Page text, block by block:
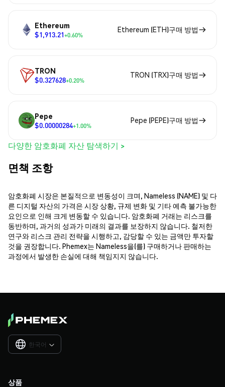
Ethereum
$1,913.21+0.60%
Ethereum (ETH)구매 방법
TRON
$0.327628+0.20%
TRON (TRX)구매 방법
Pepe
$0.00000284+1.00%
Pepe (PEPE)구매 방법
다양한 암호화폐 자산 탐색하기 >
면책 조항
암호화폐 시장은 본질적으로 변동성이 크며, Nameless (NAME) 및 다
른 디지털 자산의 가격은 시장 상황, 규제 변화 및 기타 예측 불가능한
요인으로 인해 크게 변동할 수 있습니다. 암호화폐 거래는 리스크를
동반하며, 과거의 성과가 미래의 결과를 보장하지 않습니다. 철저한
연구와 리스크 관리 전략을 시행하고, 감당할 수 있는 금액만 투자할
것을 권장합니다. Phemex는 Nameless을(를) 구매하거나 판매하는
과정에서 발생한 손실에 대해 책임지지 않습니다.
한국어 
상품